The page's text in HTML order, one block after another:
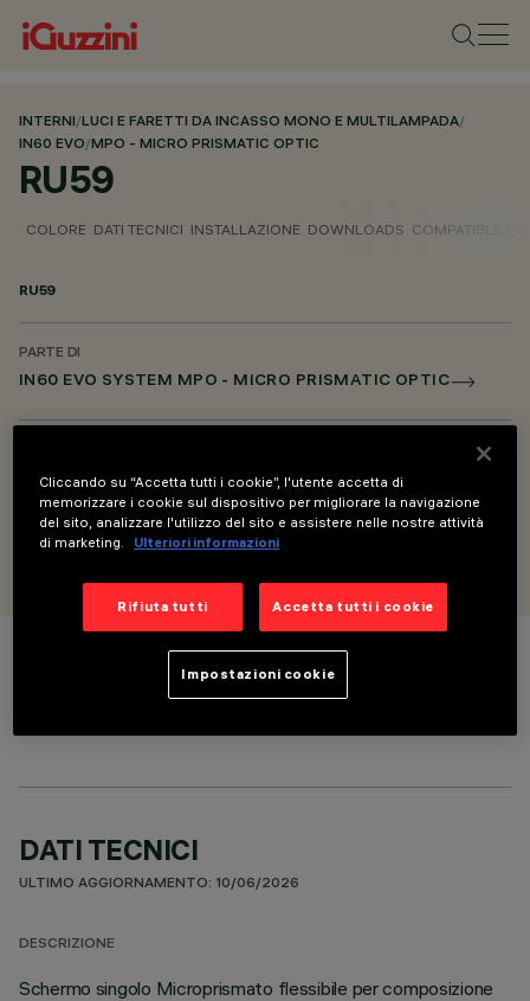
INTERNI/LUCI E FARETTI DA INCASSO MONO E MULTILAMPADA/
IN60 EVO/MPO - MICRO PRISMATIC OPTIC
RU59
COLORE DATI TECNICI INSTALLAZIONE DOWNLOADS COMPATIBLE
RU59
PARTE DI
IN60 EVO SYSTEM MPO - MICRO PRISMATIC OPTIC
Schermo singolo Microprismato L=2400 (UGR)
PROGETTATO DA
DATI TECNICI
ULTIMO AGGIORNAMENTO: 10/06/2026
DESCRIZIONE
Schermo singolo Microprismato flessibile per composizione
Cliccando su “Accetta tutti i cookie”, l'utente accetta di
memorizzare i cookie sul dispositivo per migliorare la navigazione
del sito, analizzare l'utilizzo del sito e assistere nelle nostre attività
di marketing.
Ulteriori informazioni
Rifiuta tutti Accetta tutti i cookie
Impostazioni cookie